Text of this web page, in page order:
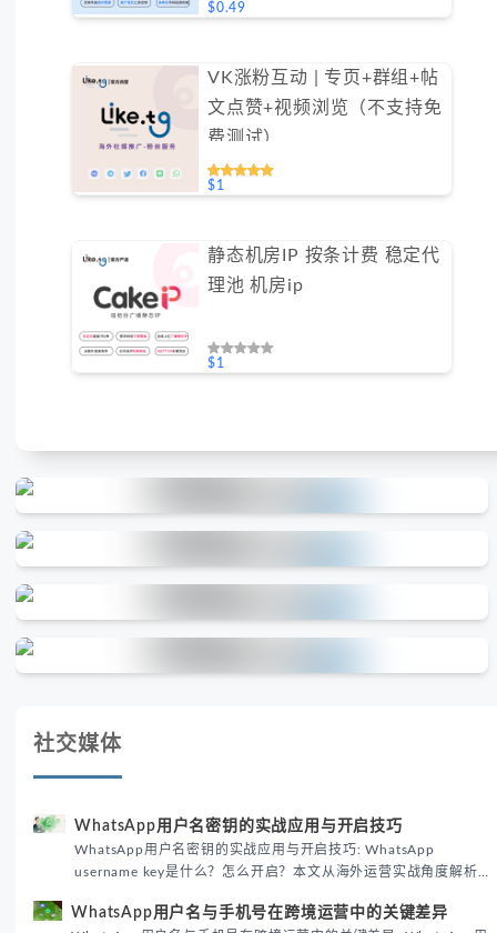
$0.49
VK涨粉互动 | 专页+群组+帖
文点赞+视频浏览（不支持免
费测试）
$1
静态机房IP 按条计费 稳定代
理池 机房ip
$1
社交媒体
WhatsApp用户名密钥的实战应用与开启技巧
WhatsApp用户名密钥的实战应用与开启技巧: WhatsApp
username key是什么？怎么开启？本文从海外运营实战角度解析
境团队高效触达目标客户。
WhatsApp用户名与手机号在跨境运营中的关键差异